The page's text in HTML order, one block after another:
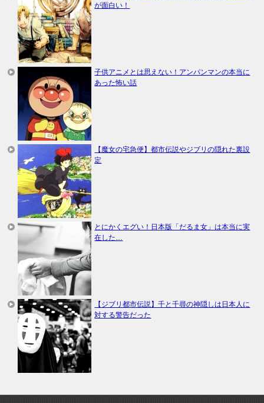
が面白い！
子供アニメとは思えない！アンパンマンの本当に
あった怖い話
【魔女の宅急便】都市伝説やジブリの隠れた裏設
定
とにかくエグい！日本版「だるま女」は本当に実
在した…
【ジブリ都市伝説】千と千尋の神隠しは日本人に
対する警告だった